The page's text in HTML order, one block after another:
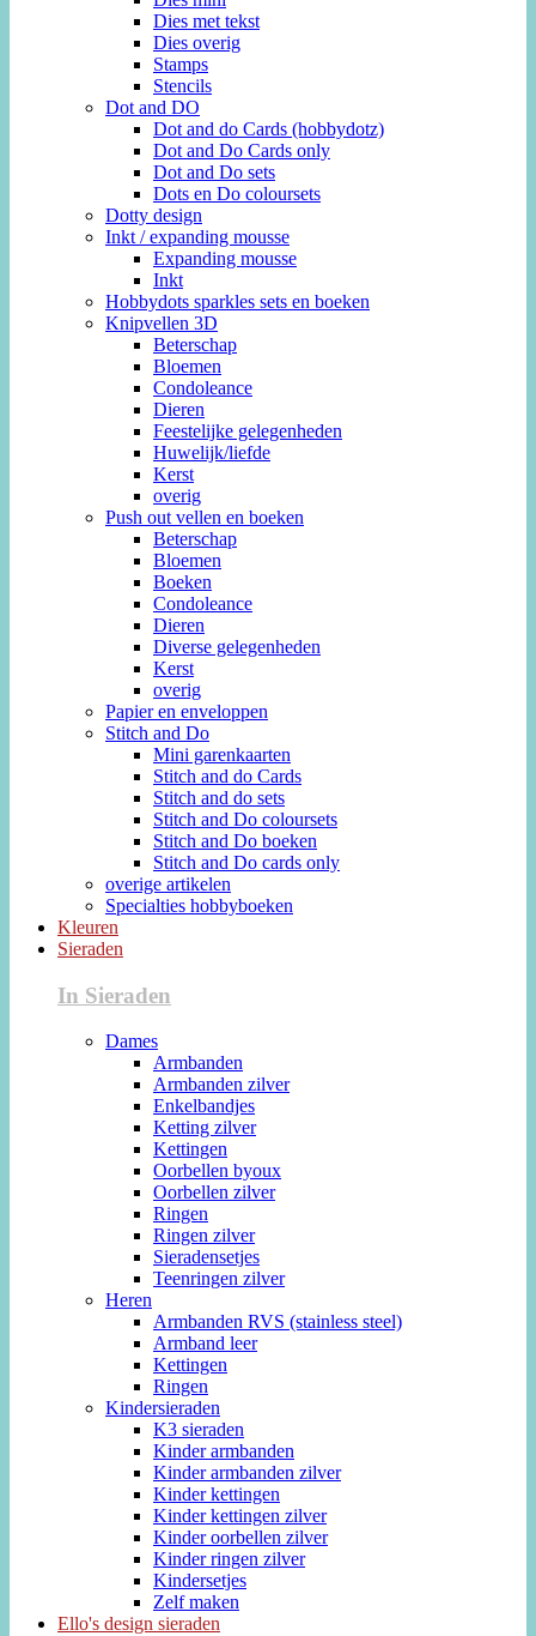
Dies met tekst
Dies overig
Stamps
Stencils
Dot and DO
Dot and do Cards (hobbydotz)
Dot and Do Cards only
Dot and Do sets
Dots en Do coloursets
Dotty design
Inkt / expanding mousse
Expanding mousse
Inkt
Hobbydots sparkles sets en boeken
Knipvellen 3D
Beterschap
Bloemen
Condoleance
Dieren
Feestelijke gelegenheden
Huwelijk/liefde
Kerst
overig
Push out vellen en boeken
Beterschap
Bloemen
Boeken
Condoleance
Dieren
Diverse gelegenheden
Kerst
overig
Papier en enveloppen
Stitch and Do
Mini garenkaarten
Stitch and do Cards
Stitch and do sets
Stitch and Do coloursets
Stitch and Do boeken
Stitch and Do cards only
overige artikelen
Specialties hobbyboeken
Kleuren
Sieraden
In Sieraden
Dames
Armbanden
Armbanden zilver
Enkelbandjes
Ketting zilver
Kettingen
Oorbellen byoux
Oorbellen zilver
Ringen
Ringen zilver
Sieradensetjes
Teenringen zilver
Heren
Armbanden RVS (stainless steel)
Armband leer
Kettingen
Ringen
Kindersieraden
K3 sieraden
Kinder armbanden
Kinder armbanden zilver
Kinder kettingen
Kinder kettingen zilver
Kinder oorbellen zilver
Kinder ringen zilver
Kindersetjes
Zelf maken
Ello's design sieraden